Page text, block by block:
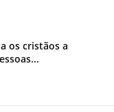
os cristãos a